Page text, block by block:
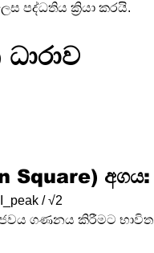
පද්ධතිය ක්‍රියා කරයි.
Square) අගය:
/ √2
ජවය ගණනය කිරීමට භාවිත